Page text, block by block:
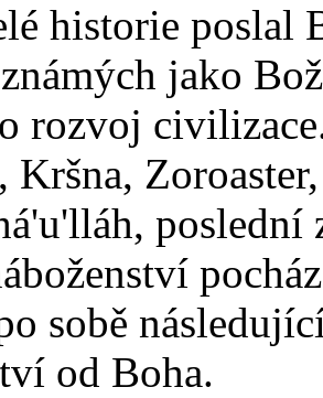
historie poslal
jako
rozvoj
Kršna,
sobě
od Boha.